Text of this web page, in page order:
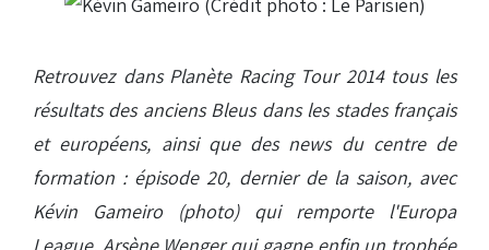
Retrouvez dans Planète Racing Tour 2014 tous les
résultats des anciens Bleus dans les stades français
et européens, ainsi que des news du centre de
formation : épisode 20, dernier de la saison, avec
Kévin Gameiro (photo) qui remporte l'Europa
League, Arsène Wenger qui gagne enfin un trophée